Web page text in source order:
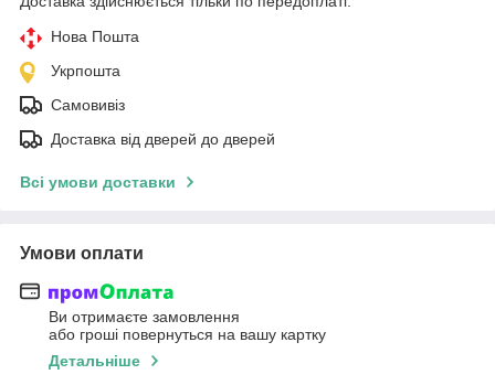
Нова Пошта
Укрпошта
Самовивіз
Доставка від дверей до дверей
Всі умови доставки
Умови оплати
Ви отримаєте замовлення
або гроші повернуться на вашу картку
Детальніше